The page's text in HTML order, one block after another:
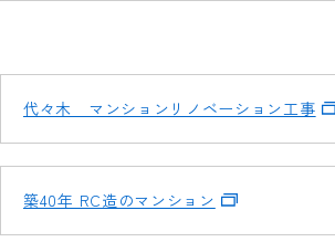
代々木 マンションリノベーション工事
築40年 RC造のマンション